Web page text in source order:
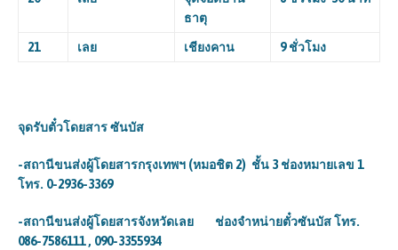
ธาตุ
21 เลย เชียงคาน 9 ชั่วโมง
จุดรับตั๋วโดยสารซันบัส
-สถานีขนส่งผู้โดยสารกรุงเทพฯ (หมอชิต 2) ชั้น 3 ช่องหมายเลข 1
โทร. 0-2936-3369
-สถานีขนส่งผู้โดยสารจังหวัดเลย ช่องจำหน่ายตั๋วซันบัส โทร.
086-7586111 , 090-3355934